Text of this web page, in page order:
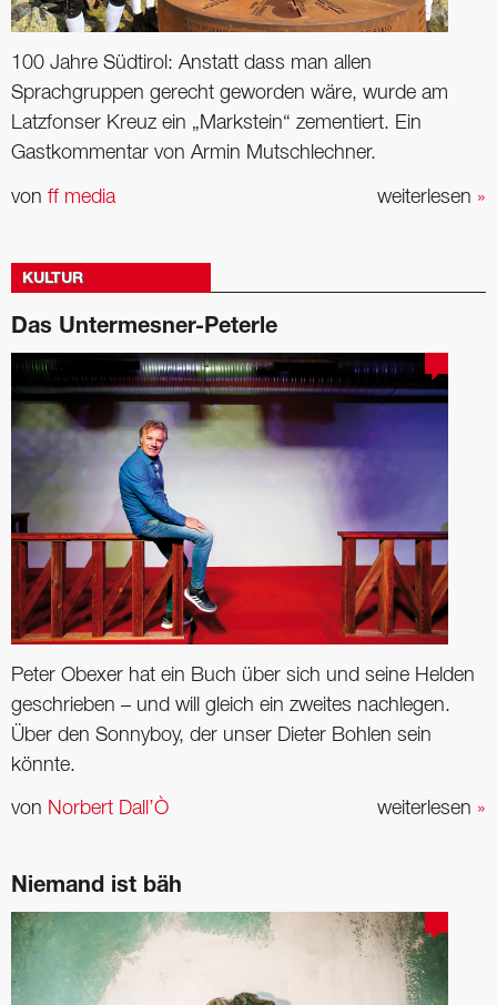
100 Jahre Südtirol: Anstatt dass man allen
Sprachgruppen gerecht geworden wäre, wurde am
Latzfonser Kreuz ein „Markstein“ zementiert. Ein
Gastkommentar von Armin Mutschlechner.
weiterlesen »
von ff media
KULTUR
Das Untermesner-Peterle
Peter Obexer hat ein Buch über sich und seine Helden
geschrieben – und will gleich ein zweites nachlegen.
Über den Sonnyboy, der unser Dieter Bohlen sein
könnte.
weiterlesen »
von Norbert Dall’Ò
Niemand ist bäh